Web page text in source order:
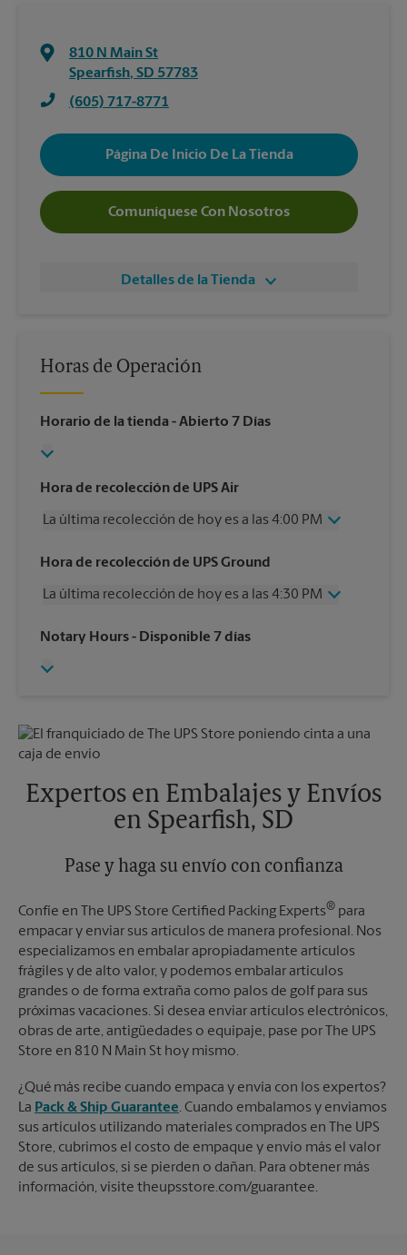
810 N Main St
Spearfish, SD 57783
(605) 717-8771
Página De Inicio De La Tienda
Comuníquese Con Nosotros
Detalles de la Tienda
Horas de Operación
Horario de la tienda - Abierto 7 Días
Hora de recolección de UPS Air
La última recolección de hoy es a las 4:00 PM
Miércoles
4:00 PM
Viernes
4:00 PM
Domingo
Sin Recolección
Hora de recolección de UPS Ground
La última recolección de hoy es a las 4:30 PM
Miércoles
4:30 PM
Viernes
Lunes
4:30 PM
Martes
Notary Hours- Disponible 7 días
Expertos en Embalajes y Envíos
en Spearfish, SD
Pase y haga su envío con confianza
Confíe en The UPS Store Certified Packing Experts® para
empacar y enviar sus artículos de manera profesional. Nos
especializamos en embalar apropiadamente artículos
frágiles y de alto valor, y podemos embalar artículos
grandes o de forma extraña como palos de golf para sus
próximas vacaciones. Si desea enviar artículos electrónicos,
obras de arte, antigüedades o equipaje, pase por The UPS
Store en 810 N Main St hoy mismo.
¿Qué más recibe cuando empaca y envía con los expertos?
La Pack & Ship Guarantee. Cuando embalamos y enviamos
sus artículos utilizando materiales comprados en The UPS
Store, cubrimos el costo de empaque y envío más el valor
de sus artículos, si se pierden o dañan. Para obtener más
información, visite theupsstore.com/guarantee.